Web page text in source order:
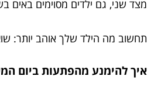
מצד שני, גם ילדים מסוימים באים
תחשוב מה הילד שלך אוהב יותר:
איך להימנע מהפתעות ביום